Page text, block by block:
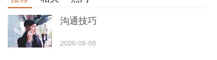
沟通技巧
2026-08-05